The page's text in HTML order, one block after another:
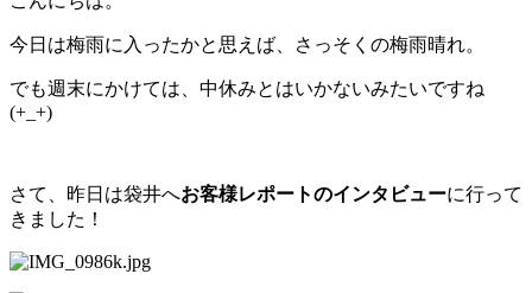
今日は梅雨に入ったかと思えば、さっそくの梅雨晴れ。
でも週末にかけては、中休みとはいかないみたいですね
(+_+)
さて、昨日は袋井へお客様レポートのインタビューに行って
きました！